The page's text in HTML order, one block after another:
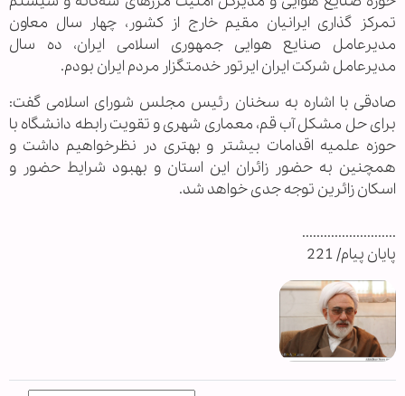
تمرکز گذاری ایرانیان مقیم خارج از کشور، چهار سال معاون
مدیرعامل صنایع هوایی جمهوری اسلامی ایران، ده سال
مدیرعامل شرکت ایران ایرتور خدمتگزار مردم ایران بودم.
صادقی با اشاره به سخنان رئیس مجلس شورای اسلامی گفت:
برای حل مشکل آب قم، معماری شهری و تقویت رابطه دانشگاه با
حوزه علمیه اقدامات بیشتر و بهتری در نظرخواهیم داشت و
همچنین به حضور زائران این استان و بهبود شرایط حضور و
اسکان زائرین توجه جدی خواهد شد.
..........................
پایان پیام/ 221